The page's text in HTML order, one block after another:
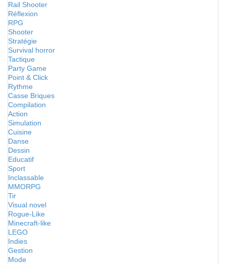
Rail Shooter
Réflexion
RPG
Shooter
Stratégie
Survival horror
Tactique
Party Game
Point & Click
Rythme
Casse Briques
Compilation
Action
Simulation
Cuisine
Danse
Dessin
Educatif
Sport
Inclassable
MMORPG
Tir
Visual novel
Rogue-Like
Minecraft-like
LEGO
Indies
Gestion
Mode